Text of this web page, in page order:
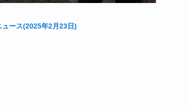
ュース(2025年2月23日)